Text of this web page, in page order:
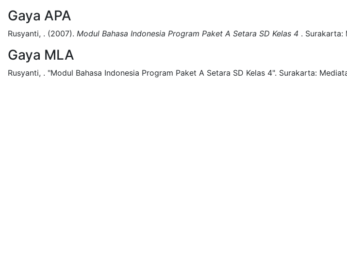
Gaya APA
Rusyanti, . (2007). Modul Bahasa Indonesia Program Paket A Setara SD Kelas 4 . Surakarta:
Gaya MLA
Rusyanti, . "Modul Bahasa Indonesia Program Paket A Setara SD Kelas 4". Surakarta: